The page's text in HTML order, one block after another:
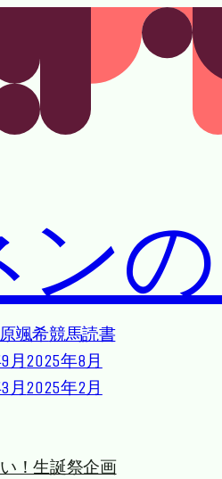
ン
颯希競馬読書
月2025年8月
月2025年2月
！生誕祭企画